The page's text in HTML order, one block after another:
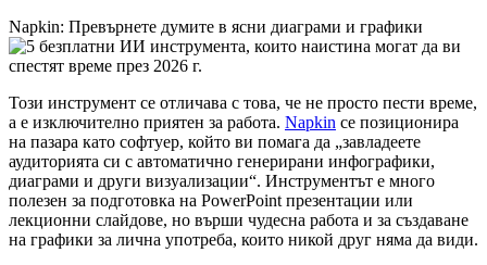
Napkin: Превърнете думите в ясни диаграми и графики
Този инструмент се отличава с това, че не просто пести време,
а е изключително приятен за работа. Napkin се позиционира
на пазара като софтуер, който ви помага да „завладеете
аудиторията си с автоматично генерирани инфографики,
диаграми и други визуализации“. Инструментът е много
полезен за подготовка на PowerPoint презентации или
лекционни слайдове, но върши чудесна работа и за създаване
на графики за лична употреба, които никой друг няма да види.